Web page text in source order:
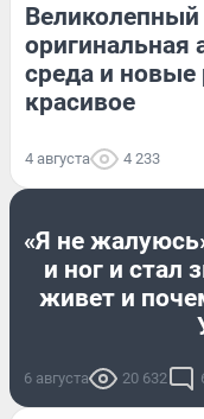
оригинальная
среда и
красивое
4 августа 4 233
«Я не
и ног и стал
живет и
6 августа 20 632